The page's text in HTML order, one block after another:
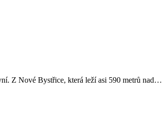
Z Nové Bystřice, která leží asi 590 metrů nad…